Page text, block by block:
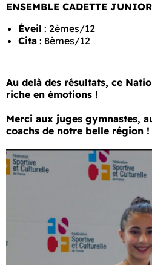
ENSEMBLE CADETTE
Éveil : 2èmes/12
Cita : 8èmes/12
Au delà des résultats, ce
riche en émotions !
Merci aux juges gymnastes,
coachs de notre belle région !